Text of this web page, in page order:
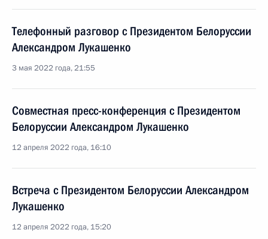
Телефонный разговор с Президентом Белоруссии
Александром Лукашенко
3 мая 2022 года, 21:55
Совместная пресс-конференция с Президентом
Белоруссии Александром Лукашенко
12 апреля 2022 года, 16:10
Встреча с Президентом Белоруссии Александром
Лукашенко
12 апреля 2022 года, 15:20